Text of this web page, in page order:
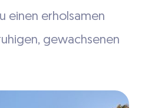
einen erholsamen
gewachsenen